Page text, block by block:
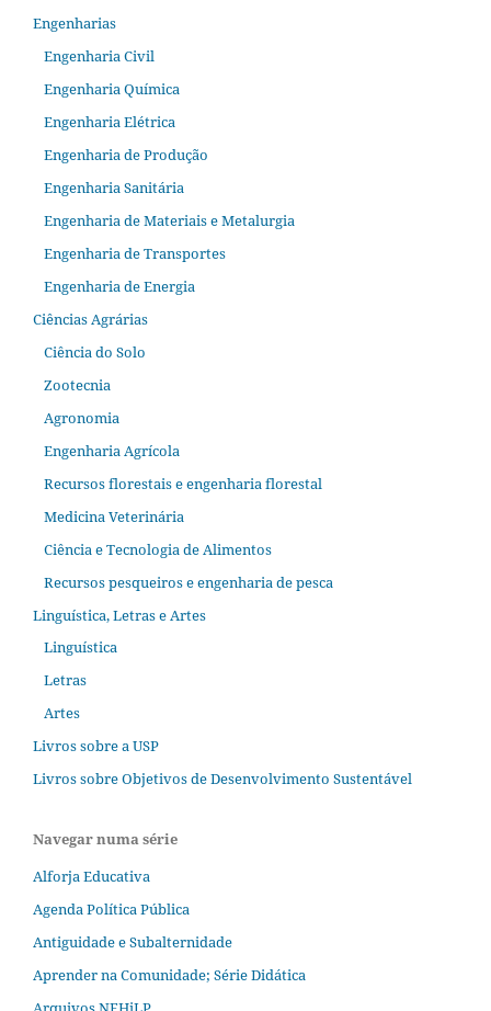
Engenharias
Engenharia Civil
Engenharia Química
Engenharia Elétrica
Engenharia de Produção
Engenharia Sanitária
Engenharia de Materiais e Metalurgia
Engenharia de Transportes
Engenharia de Energia
Ciências Agrárias
Ciência do Solo
Zootecnia
Agronomia
Engenharia Agrícola
Recursos florestais e engenharia florestal
Medicina Veterinária
Ciência e Tecnologia de Alimentos
Recursos pesqueiros e engenharia de pesca
Linguística, Letras e Artes
Linguística
Letras
Artes
Livros sobre a USP
Livros sobre Objetivos de Desenvolvimento Sustentável
Navegar numa série
Alforja Educativa
Agenda Política Pública
Antiguidade e Subalternidade
Aprender na Comunidade; Série Didática